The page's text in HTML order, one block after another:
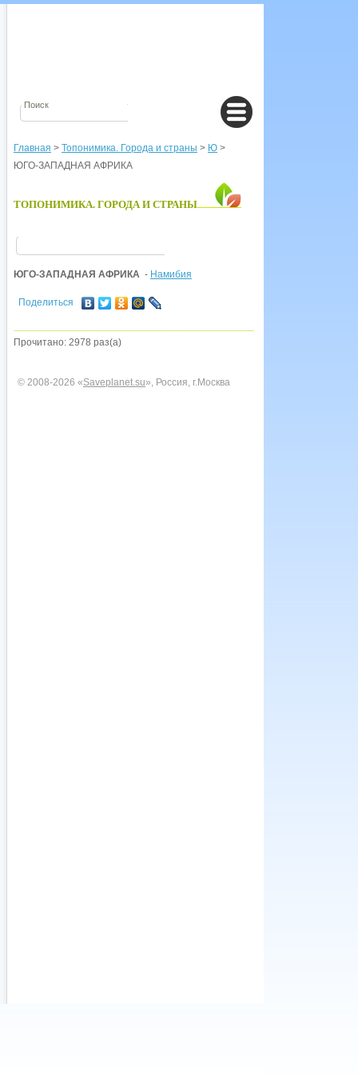
Главная > Топонимика. Города и страны > Ю >
ЮГО-ЗАПАДНАЯ АФРИКА
ТОПОНИМИКА. ГОРОДА И СТРАНЫ
ЮГО-ЗАПАДНАЯ АФРИКА - Намибия
Поделиться
Прочитано: 2978 раз(а)
© 2008-2026 «Saveplanet.su», Россия, г.Москва